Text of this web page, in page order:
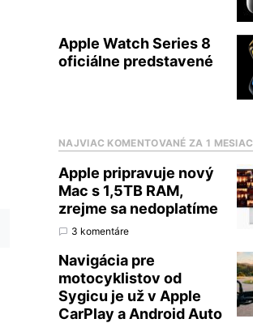
Apple Watch Series 8
oficiálne predstavené
NAJVIAC KOMENTOVANÉ ZA 1 MESIAC
Apple pripravuje nový
Mac s 1,5TB RAM,
zrejme sa nedoplatíme
3 komentáre
Navigácia pre
motocyklistov od
Sygicu je už v Apple
CarPlay a Android Auto